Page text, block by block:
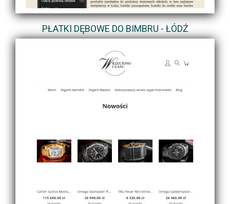
PŁATKI DĘBOWE DO BIMBRU - ŁÓDŹ